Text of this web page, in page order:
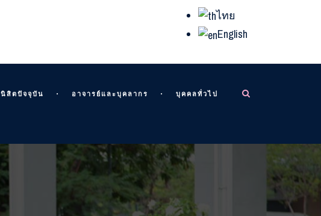
ไทย
English
นิสิตปัจจุบัน อาจารย์และบุคลากร บุคคลทั่วไป